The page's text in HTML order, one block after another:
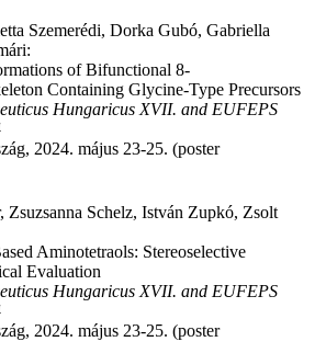
Szemerédi, Dorka Gubó, Gabriella
of Bifunctional 8-
Containing Glycine-Type Precursors
Hungaricus XVII. and EUFEPS
2024. május 23-25. (poster
Zsuzsanna Schelz, István Zupkó, Zsolt
Aminotetraols: Stereoselective
Evaluation
Hungaricus XVII. and EUFEPS
2024. május 23-25. (poster